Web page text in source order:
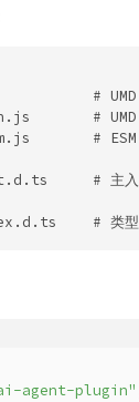
# UMD 格
# UMD 格
# ESM
# 主入
# 类型
agent-plugin"